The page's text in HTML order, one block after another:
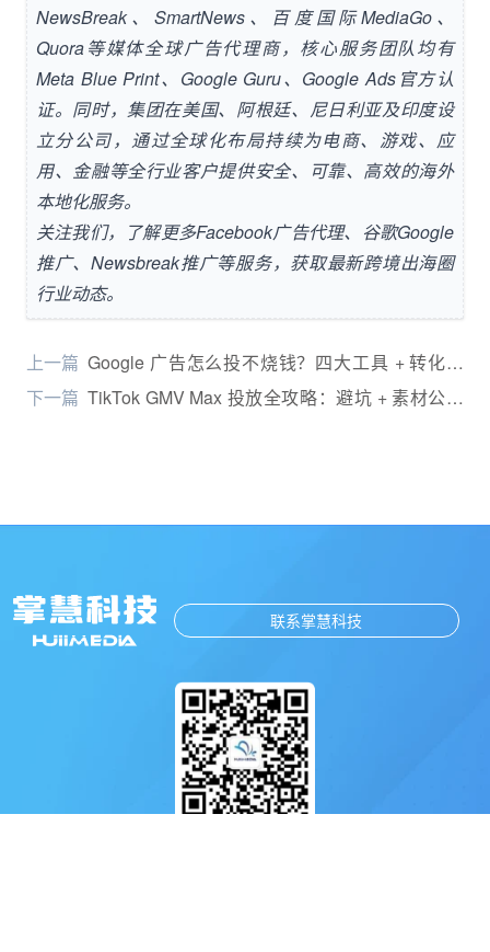
NewsBreak、 SmartNews、百度国际MediaGo、
Quora等媒体全球广告代理商，核心服务团队均有
Meta Blue Print、Google Guru、Google Ads官方认
证。同时，集团在美国、阿根廷、尼日利亚及印度设
立分公司，通过全球化布局持续为电商、游戏、应
用、金融等全行业客户提供安全、可靠、高效的海外
本地化服务。
关注我们，了解更多Facebook广告代理、 谷歌Google
推广、Newsbreak推广等服务，获取最新跨境出海圈
行业动态。
上一篇 Google 广告怎么投不烧钱？四大工具 + 转化链
路，跨境电商精准获客攻略
下一篇 TikTok GMV Max 投放全攻略：避坑 + 素材公式
联系掌慧科技